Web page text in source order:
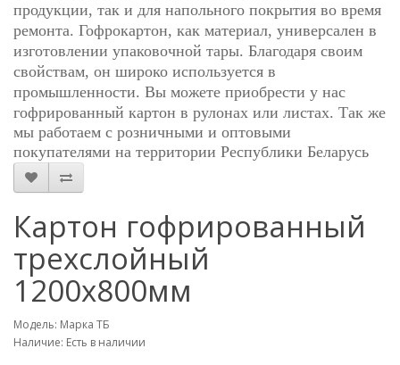
продукции, так и для напольного покрытия во время
ремонта. Гофрокартон, как материал, универсален в
изготовлении упаковочной тары. Благодаря своим
свойствам, он широко используется в
промышленности. Вы можете приобрести у нас
гофрированный картон в рулонах или листах. Так же
мы работаем с розничными и оптовыми
покупателями на территории Республики Беларусь
Картон гофрированный
трехслойный
1200x800мм
Модель: Марка ТБ
Наличие: Есть в наличии